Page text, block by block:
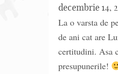
decembrie 14,
La o varsta de
de ani cat are
certitudini. Asa
presupunerile!